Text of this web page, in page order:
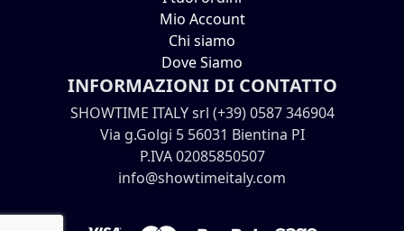
Mio Account
Chi siamo
Dove Siamo
INFORMAZIONI DI CONTATTO
SHOWTIME ITALY srl (+39) 0587 346904
Via g.Golgi 5 56031 Bientina PI
P.IVA 02085850507
info@showtimeitaly.com